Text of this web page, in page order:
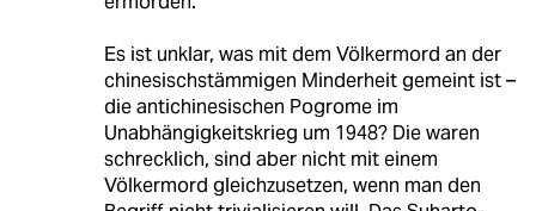
Es ist unklar, was mit dem Völkermord an der
chinesischstämmigen Minderheit gemeint ist –
die antichinesischen Pogrome im
Unabhängigkeitskrieg um 1948? Die waren
schrecklich, sind aber nicht mit einem
Völkermord gleichzusetzen, wenn man den